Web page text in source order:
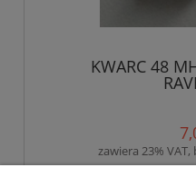
KWARC 48
zawiera 23%